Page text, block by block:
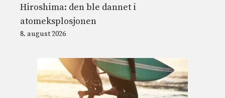
Hiroshima: den ble dannet i
atomeksplosjonen
8. august 2026